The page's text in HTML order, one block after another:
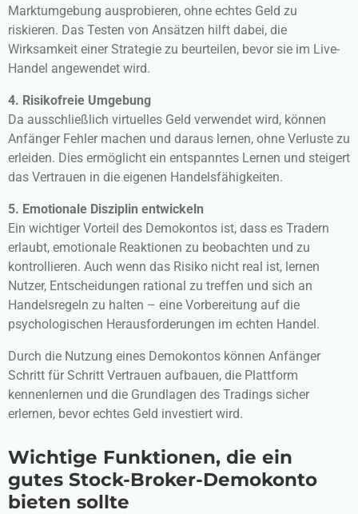
Marktumgebung ausprobieren, ohne echtes Geld zu
riskieren. Das Testen von Ansätzen hilft dabei, die
Wirksamkeit einer Strategie zu beurteilen, bevor sie im Live-
Handel angewendet wird.
4. Risikofreie Umgebung
Da ausschließlich virtuelles Geld verwendet wird, können
Anfänger Fehler machen und daraus lernen, ohne Verluste zu
erleiden. Dies ermöglicht ein entspanntes Lernen und steigert
das Vertrauen in die eigenen Handelsfähigkeiten.
5. Emotionale Disziplin entwickeln
Ein wichtiger Vorteil des Demokontos ist, dass es Tradern
erlaubt, emotionale Reaktionen zu beobachten und zu
kontrollieren. Auch wenn das Risiko nicht real ist, lernen
Nutzer, Entscheidungen rational zu treffen und sich an
Handelsregeln zu halten – eine Vorbereitung auf die
psychologischen Herausforderungen im echten Handel.
Durch die Nutzung eines Demokontos können Anfänger
Schritt für Schritt Vertrauen aufbauen, die Plattform
kennenlernen und die Grundlagen des Tradings sicher
erlernen, bevor echtes Geld investiert wird.
Wichtige Funktionen, die ein
gutes Stock-Broker-Demokonto
bieten sollte